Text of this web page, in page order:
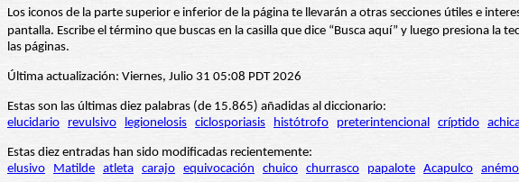
Los iconos de la parte superior e inferior de la página te llevarán a otras secciones útiles e
pantalla. Escribe el término que buscas en la casilla que dice “Busca aquí” y luego presiona
las páginas.
Última actualización: Viernes, Julio 31 05:08 PDT 2026
Estas son las últimas diez palabras (de 15.865) añadidas al diccionario:
elucidario
revulsivo legionelosis ciclosporiasis histótrofo preterintencional críptido
Estas diez entradas han sido modificadas recientemente:
elusivo
Matilde atleta carajo equivocación chuico churrasco papalote Acapulco